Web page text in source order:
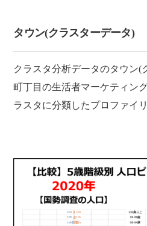
タウン(クラスターデータ)
クラスタ分析データのタウン(
町丁目の生活者マーケティン
ラスタに分類したプロファイ